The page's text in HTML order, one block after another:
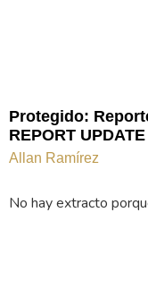
Protegido:
REPORT
Allan Ramírez
No hay extracto